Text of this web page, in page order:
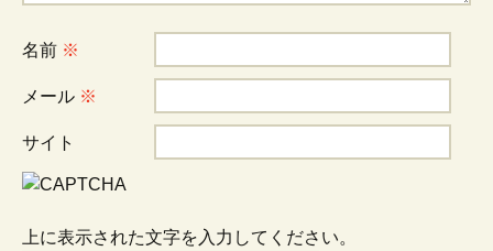
シ
ョ
ン
名前 ※
メール ※
サイト
上に表示された文字を入力してください。